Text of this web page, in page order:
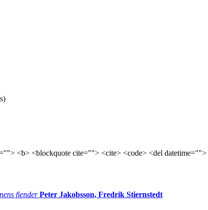
<b> <blockquote cite=""> <cite> <code> <del
fiender Peter Jakobsson, Fredrik Stiernstedt